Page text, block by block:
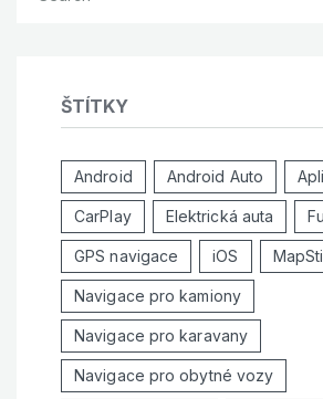
ŠTÍTKY
Android Android Auto
CarPlay Elektrická auta
GPS navigace iOS
Navigace pro kamiony
Navigace pro karavany
Navigace pro obytné vozy